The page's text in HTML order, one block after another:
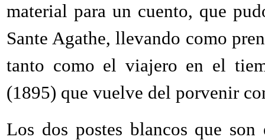
material para un cuento, que
Sante Agathe, llevando como
tanto como el viajero en el
(1895) que vuelve del porvenir
Los dos postes blancos que